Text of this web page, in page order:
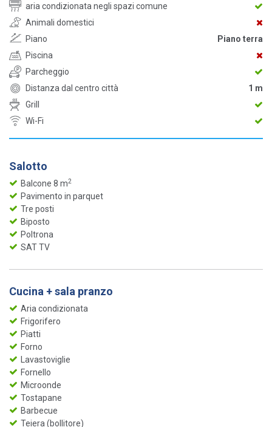
aria condizionata negli spazi comune
Animali domestici
Piano
Piano terra
Piscina
Parcheggio
Distanza dal centro città
1 m
Grill
Wi-Fi
Salotto
Balcone 8 m2
Pavimento in parquet
Tre posti
Biposto
Poltrona
SAT TV
Cucina + sala pranzo
Aria condizionata
Frigorifero
Piatti
Forno
Lavastoviglie
Fornello
Microonde
Tostapane
Barbecue
Teiera (bollitore)